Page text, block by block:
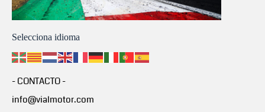
Selecciona idioma
- CONTACTO -
info@vialmotor.com